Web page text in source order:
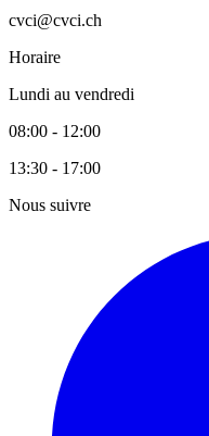
cvci@cvci.ch
Horaire
Lundi au vendredi
08:00 - 12:00
13:30 - 17:00
Nous suivre